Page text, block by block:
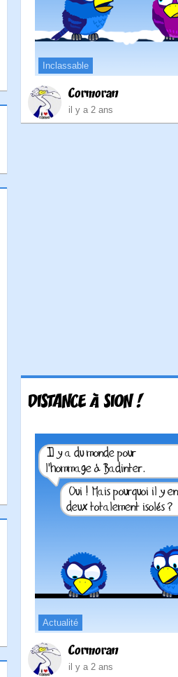
Inclassable
Cormoran
il y a 2 ans
DISTANCE À SION !
Actualité
Cormoran
il y a 2 ans